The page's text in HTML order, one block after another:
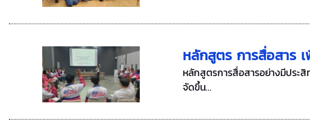
หลักสูตร การสื่อสาร
หลักสูตรการสื่อสารอย่างมีประ
จัดขึ้น...